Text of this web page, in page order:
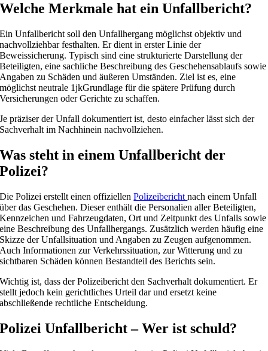
Welche Merkmale hat ein Unfallbericht?
Ein Unfallbericht soll den Unfallhergang möglichst objektiv und
nachvollziehbar festhalten. Er dient in erster Linie der
Beweissicherung. Typisch sind eine strukturierte Darstellung der
Beteiligten, eine sachliche Beschreibung des Geschehensablaufs sowie
Angaben zu Schäden und äußeren Umständen. Ziel ist es, eine
möglichst neutrale 1jkGrundlage für die spätere Prüfung durch
Versicherungen oder Gerichte zu schaffen.
Je präziser der Unfall dokumentiert ist, desto einfacher lässt sich der
Sachverhalt im Nachhinein nachvollziehen.
Was steht in einem Unfallbericht der
Polizei?
Die Polizei erstellt einen offiziellenPolizeiberichtnach einem Unfall
über das Geschehen. Dieser enthält die Personalien aller Beteiligten,
Kennzeichen und Fahrzeugdaten, Ort und Zeitpunkt des Unfalls sowie
eine Beschreibung des Unfallhergangs. Zusätzlich werden häufig eine
Skizze der Unfallsituation und Angaben zu Zeugen aufgenommen.
Auch Informationen zur Verkehrssituation, zur Witterung und zu
sichtbaren Schäden können Bestandteil des Berichts sein.
Wichtig ist, dass der Polizeibericht den Sachverhalt dokumentiert. Er
stellt jedoch kein gerichtliches Urteil dar und ersetzt keine
abschließende rechtliche Entscheidung.
Polizei Unfallbericht – Wer ist schuld?